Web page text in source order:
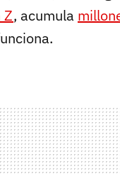
Z, acumula